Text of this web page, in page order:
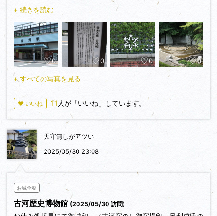
古河公方様が在所していたということでもっと大きなお屋敷や
遺構が残っているのかなと思ったが少しがっかりした。
古河歴史博物館の収蔵物はたくさんあり面白いし、藩主の土井
利位様が雪の結晶を研究していたということも初めて知れてよ
かった。
この土井様は雪の結晶を研究していただけではなく「大塩平八
郎の乱」の鎮圧に立ち会ったり老中首座になったりとかなり有
歴史博物館からちょっと歩いて渡良瀬川の土手までいくと記念
碑か案内板がある。
現在、グーグルマップで検索すると古河城跡はただの原っぱだ
がそのうち天守でも建ったら面白いなと思った。
バルーンで天守を作ったりしていたので意外と古河市もノリノ
リかな。
+ 続きを読む
0 0 0 0
+ すべての写真を見る
♥ いいね 11 人が「いいね」しています。
天守無しがアツい
2025/05/30 23:08
お城全般
古河歴史博物館 (2025/05/30 訪問)